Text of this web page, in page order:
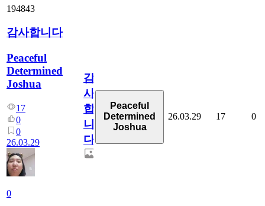
194843
감사합니다
Peaceful
Determined
Joshua
17
0
0
26.03.29
0
감
사
합
니
다
Peaceful
Determined
Joshua
26.03.29 17 0